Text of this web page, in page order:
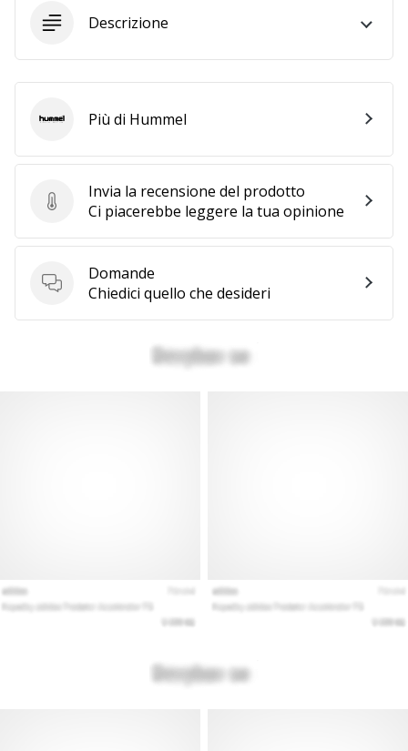
personale,
gestisci
una
Facebook
un
online?
che
profitto.
al…
Descrizione
Invia la recensione del prodotto
Invia la recensione del prodotto
Ci piacerebbe leggere la tua opinione
Domande
Domande
Chiedici quello che desideri
HummelPiù di Hummel